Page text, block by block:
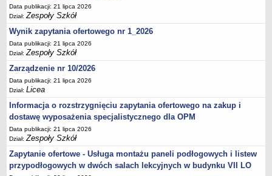
Data publikacji: 21 lipca 2026
Dział:Zespoły Szkół
Wynik zapytania ofertowego nr 1_2026
Data publikacji: 21 lipca 2026
Dział:Zespoły Szkół
Zarządzenie nr 10/2026
Data publikacji: 21 lipca 2026
Dział:Licea
Informacja o rozstrzygnięciu zapytania ofertowego na zakup i
dostawę wyposażenia specjalistycznego dla OPM
Data publikacji: 21 lipca 2026
Dział:Zespoły Szkół
Zapytanie ofertowe - Usługa montażu paneli podłogowych i listew
przypodłogowych w dwóch salach lekcyjnych w budynku VII LO